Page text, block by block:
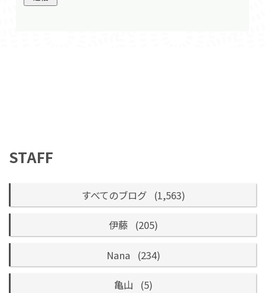
STAFF
すべてのブログ (1,563)
伊藤 (205)
Nana (234)
亀山 (5)